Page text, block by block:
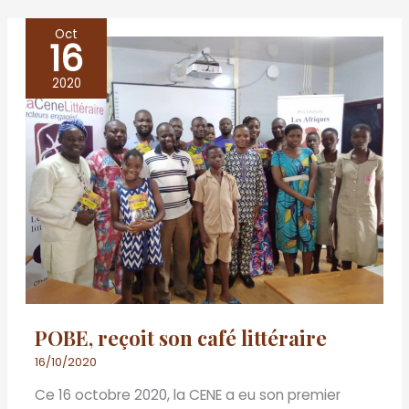
Oct
16
2020
POBE, reçoit son café littéraire
16/10/2020
Ce 16 octobre 2020, la CENE a eu son premier
POBE,
reçoit
son
café
littéraire